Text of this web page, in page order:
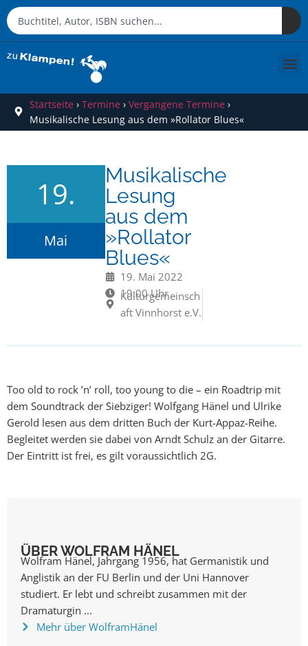
Startseite › Termine › Vergangene Termine ›
Musikalische Lesung aus dem »Rollator Blues«
19.
Mai
Musikalische
Lesung
aus dem
»Rollator
Blues«
19. Mai 2022
19:00 Uhr
Kulturgemeinsch
aft Vinnhorst e.V.
Too old to rock ’n’ roll, too young to die – ein Roadtrip mit
dem Soundtrack der Siebziger! Wolfgang Hänel und Ulrike
Gerold lesen aus dem dritten Buch der Kurt-Appaz-Reihe.
Begleitet werden sie dabei von Arndt Schulz an der Gitarre.
Der Eintritt ist frei, es gilt voraussichtlich 2G.
ÜBER WOLFRAM HÄNEL
Wolfram Hänel, Jahrgang 1956, hat Germanistik und
Anglistik an der FU Berlin und der Uni Hannover
studiert. Er lebt und schreibt zusammen mit der
Dramaturgin ...
Mehr über WolframHänel